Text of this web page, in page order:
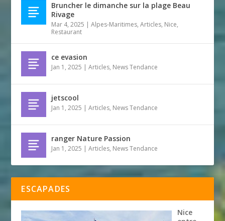
Bruncher le dimanche sur la plage Beau
Rivage
Mar 4, 2025 |Alpes-Maritimes,Articles, Nice,
Restaurant
ce evasion
Jan 1, 2025 |Articles, News Tendance
jetscool
Jan 1, 2025 |Articles, News Tendance
ranger Nature Passion
Jan 1, 2025 |Articles, News Tendance
ESCAPADES
Nice